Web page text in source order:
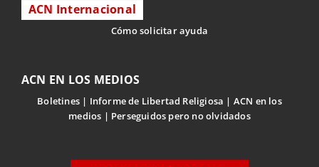
ACN Internacional
Cómo solicitar ayuda
ACN EN LOS MEDIOS
Boletines Informe de Libertad Religiosa
ACN en los
medios
Perseguidos pero no olvidados